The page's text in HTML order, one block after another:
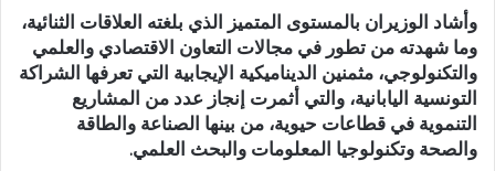
وأشاد الوزيران بالمستوى المتميز الذي بلغته العلاقات الثنائية،
وما شهدته من تطور في مجالات التعاون الاقتصادي والعلمي
والتكنولوجي، مثمنين الديناميكية الإيجابية التي تعرفها الشراكة
التونسية اليابانية، والتي أثمرت إنجاز عدد من المشاريع
التنموية في قطاعات حيوية، من بينها الصناعة والطاقة
والصحة وتكنولوجيا المعلومات والبحث العلمي.